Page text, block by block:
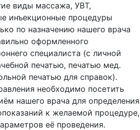
виды массажа, УВТ,
инъекционные процедуры
по назначению нашего врача
оформленного
специалиста (с личной
печатью, печатью мед.
печатью для справок).
необходимо посетить
нашего врача для определения
к желаемой процедуре,
её проведения.